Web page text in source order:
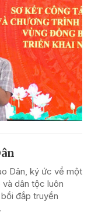
Dân, ký ức về một
dân tộc luôn
đắp truyền